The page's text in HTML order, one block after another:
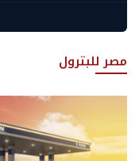
مصر للبترول